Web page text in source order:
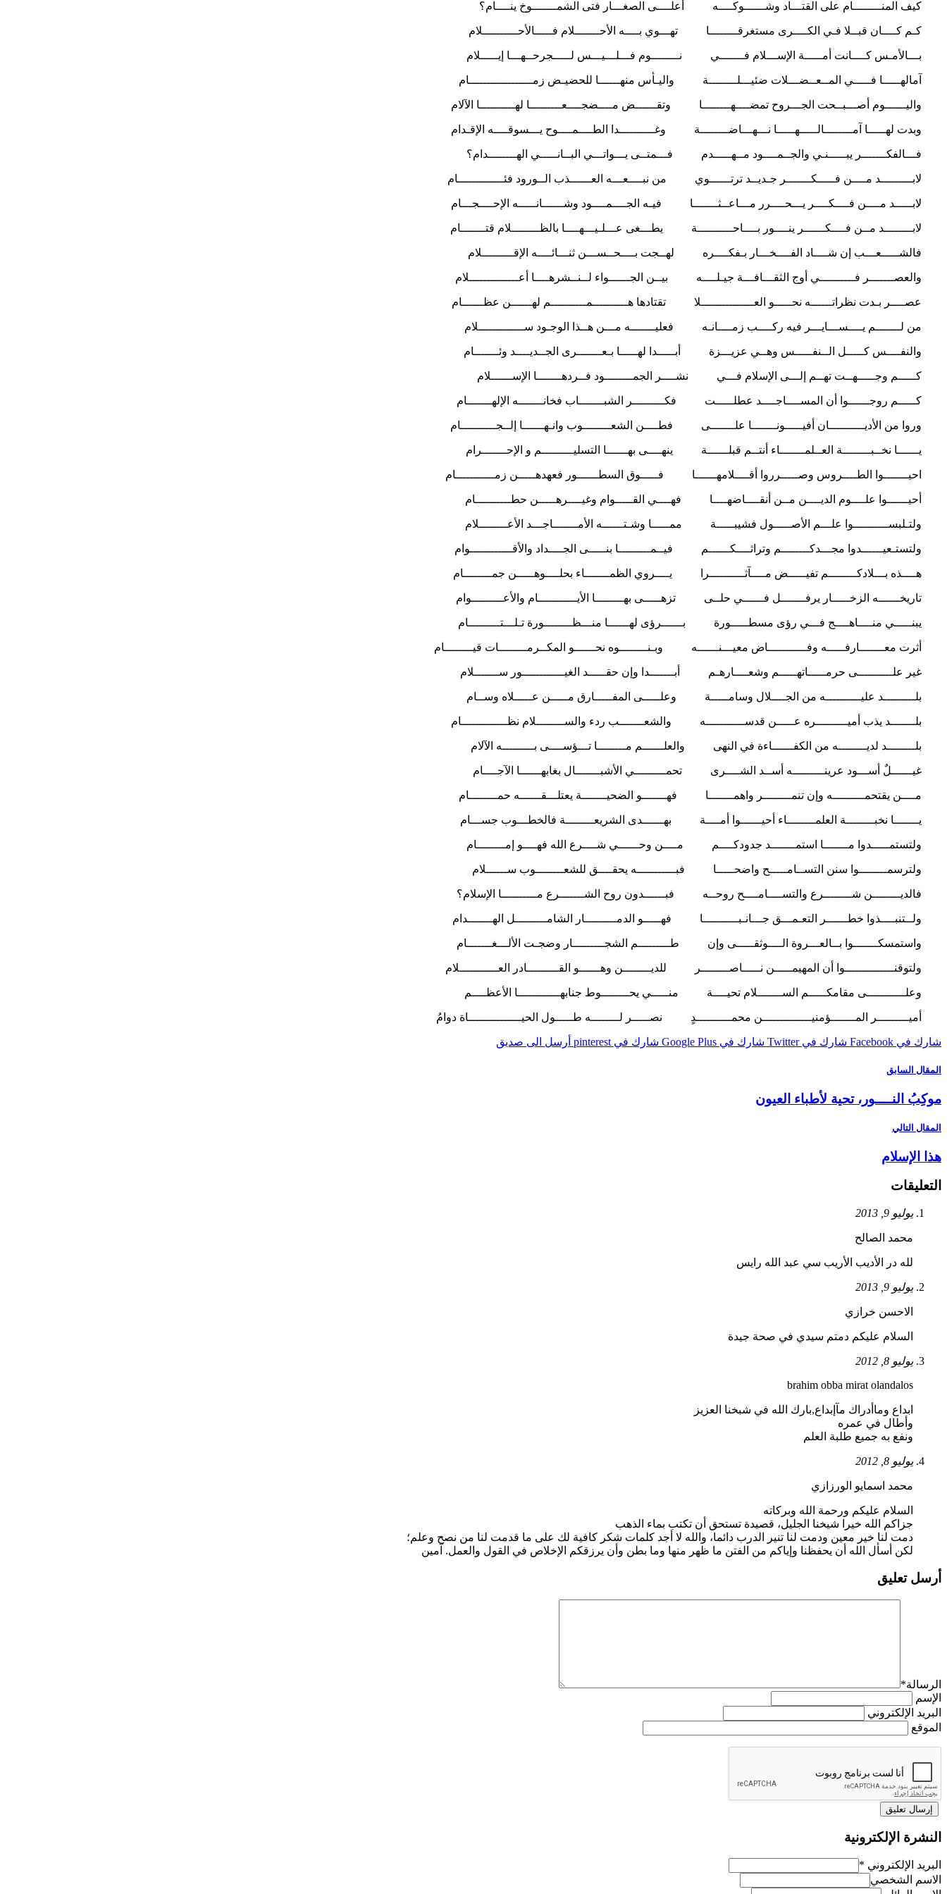
كيف المنــــــــام على القتـــاد وشــــــوكــــه أعلــــى الصغـــار فتى الشمـــــــوخ ينــــام؟
كـم كــــان قبــلا فـي الكــــرى مستغرقــــــــا تهـــوي بــــه الأحـــــــلام فـــــالأحــــــــــلام
بـــالأمـس كــــانت أمـــــة الإســـلام فـــــــي نــــــــوم فـــلـــيـــس لـــــجرحــهـــا إيـــــلام
آمالهـــــا فـــــي المــعــضـــلات ضئيـــلــــــــة واليـأس منهــــــا للحضيـض زمــــــــــــــــــام
واليــــــوم أصـــبــحت الجـــروح تمضــــهــــــــا وتقــــــض مــــضجــــعـــــــــا لهــــــــــا الآلام
وبدت لهـــــا آمــــــــالـــــهـــــا نـــهـــاضــــــــة وغــــــــــدا الطــــمــــوح يـــسوقــــه الإقـدام
فـــالفكـــــــر يبـــــنـي والجــمــــود مــهـــــدم فـــمتــى يـــواتـــي البــانـــــي الهــــــــدام؟
لابـــــــــد مــــن فـــــكـــــــر جـديــد ترتــــــوي من نبــــعـــه العــــــذب الــورود فئـــــــــــــام
لابـــــد مــــن فــــكــــر يـــحــــرر مـــاعــثـــــــا فيـه الجــــمــــود وشــــــانـــــه الإحــــجـــام
لابــــــــد مــن فــــكــــــر ينــــور بــــاحــــــــــة يطـــغى عـــلـيـــهــــا بالظــــــــلام قتـــــــام
فالشـــــعـــب إن شــــاد الفــــخـــار بـفكــــره لهــجت بــــحــســـن ثنـــائــــه الإقـــــــــلام
والعصـــــــر فــــــــــي أوج الثقـــافـــة جيـلــــه بيــن الجــــــواء لــنــشرهــــا أعــــــــــــــلام
عصــــر بـدت نظراتــــــه نحـــــو العـــــــــــــــلا تقتادها هــــــــــمــــــــــم لهــــــن عظــــــام
من لـــــــم يــــســـايـــر فيه ركــــب زمــــانـه فعليـــــــه مـــن هــذا الوجـود ســـــــــــــلام
والنفــــس كـــــل الــنفـــــس وهــي عزيـــزة أبـــــدا لهـــــا بـعـــــــرى الجــديــــد وئـــــــام
كـــــم وجـــــهــت تهــم إلـــى الإسلام فـــي نشــــر الجمــــــــود فــردهـــــــا الإســــــلام
كـــــم روجــــــوا أن المســــاجــــد عطلـــــت فكـــــــــر الشبـــــــاب فخانـــــــه الإلهـــــــام
وروا من الأديــــــــــان أفيـــــونـــــــا علـــــــى فطــــن الشعــــــــوب وانـهــــــا إلــجــــــــــام
يــــــا نخــبــــــــة العــلمـــــــاء أنتــم قبلــــــة ينهــــى بهــــــا التسليـــــــــم و الإحـــــــرام
احيـــــــوا الطــــروس وصـــــرروا أقــــلامهــــــا فـــــوق السطــــــور فعهدهـــــن زمـــــــــــام
أحيــــــوا علــــوم الديــــن مــن أنقــــاضهــــا فهــــي القـــــوام وغيــــرهـــــن حطــــــــــام
ولتـلبســــــــــوا علـــم الأصـــــول فشيبـــــة ممـــــا وشـتــــــه الأمـــــــاجـــد الأعــــــــلام
ولتستـعيــــــدوا مجـــدكــــــــم وتراثــــكــــــم فيــمـــــــــا بنـــــى الجــــداد والأقــــــــــــوام
هــــذه بـــلادكــــــــم تفيـــــض مــــآثــــــــــرا يــــروي الظمـــــــاء بحلــــوهـــــن جمــــــــام
تاريخــــــه الزخـــــار يرفـــــــل فــــــي حلــى تزهـــــى بهــــــــا الأيـــــــــــام والأعـــــــــوام
يبنـــــي منــــاهــــج فـــي رؤى مسطـــــورة بــــــرؤى لهــــــا منـــظــــــــورة تـلـــتـــــــــام
أثرت معـــــــارفـــــه وفـــــــــــاض معيـــنــــــه وبـنــــــــوه نحــــــو المكــرمــــــــات قيــــــــام
غير علــــــــــى حرمـــــاتهـــــم وشعــــارهـم أبـــــــدا وإن حقـــــد الغيــــــــــــور ســـــــلام
بلـــــــــد عليــــــــــه من الجــــلال وسامـــــة وعلـــــى المفـــــارق مـــــن عـــــلاه وســام
بلـــــــد يذب أميـــــــــره عـــــن قدســـــــــــه والشعـــــــب ردء والســــــــلام نظـــــــــــــام
بلــــــــد لديــــــــه من الكفــــــاءة في النهى والعلــــــم مــــــــا تـــؤســــى بـــــــــه الآلام
غيــــــلٌ أســـود عرينـــــــــه أســد الشــــرى تحمـــــــــي الأشبـــــــال بغابهــــــا الآجــــام
مــــن يقتحمـــــــــه وإن تنمــــــــر واهمـــــــا فهـــــــو الضحيـــــــة يعتلـــقــــــه حمــــــــام
يـــــــا نخبــــــــة العلمــــــــاء أحيــــــوا أمــــة بهــــــدى الشريعــــــــة فالخطـــوب جســـام
ولتستمـــــدوا مـــــــا استمـــــــد جدودكــــم مــــن وحــــــي شــــرع الله فهــــو إمــــــــام
ولترسمــــــــوا سنن التســامـــــح واضحـــــا فبـــــــــــه يحقــــق للشعــــــــوب ســــــلام
فالديــــــــن شــــــــرع والتســــامــــح روحــه فبــــــدون روح الشـــــــرع مــــــــــا الإسلام؟
ولــتنبــــذوا خطــــــر التعـمـــق جـــانـبــــــــــا فهـــــو الدمـــــــــار الشامـــــــــل الهـــــــدام
واستمسكـــــــوا بــالعـــروة الــــوثقـــــى وإن طـــــــــم الشجـــــــــار وضجـت الألـــغـــــــام
ولتوقنــــــــــــــوا أن المهيمـــــن نـــــاصــــــــر للديــــــــن وهــــــو القـــــــــادر العـــــــــــلام
وعلـــــــــــى مقامكـــــم الســـــــلام تحيــــة منـــــي يحــــــــوط جنابهــــــــــــا الأعظــــم
أميـــــــــر المـــــــؤمنيــــــــــــــن محمــــــــــدٍ نصـــــر لــــــــه طـــــول الحيـــــــــــــــاة دوامُ
شارك في Facebook شارك في Twitter شارك في Google Plus شارك في pinterest أرسل الى صديق
المقال السابق
موكِبُ النــــور، تحية لأطباء العيون
المقال التالي
هذا الإسلام
التعليقات
يوليو 9, 2013
محمد الصالح
لله در الأديب الأريب سي عبد الله رايس
يوليو 9, 2013
الاحسن خرازي
السلام عليكم دمتم سيدي في صحة جيدة
يوليو 8, 2012
brahim obba mirat olandalos
ابداع وماأدراك مآإبداع,بارك الله في شبخنا العزيز
وأطال في عمره
ونفع به جميع طلبة العلم
يوليو 8, 2012
محمد اسمايو الورزازي
السلام عليكم ورحمة الله وبركاته
جزاكم الله خيرا شيخنا الجليل، قصيدة تستحق أن تكتب بماء الذهب
دمت لنا خير معين ودمت لنا تنير الدرب دائما، والله لا أجد كلمات شكر كافية لك على ما قدمت لنا من نصح وعلم؛
لكن أسأل الله أن يحفظنا وإياكم من الفتن ما ظهر منها وما بطن وأن يرزقكم الإخلاص في القول والعمل. آمين
أرسل تعليق
الرسالة*
الإسم
البريد الإلكتروني
الموقع
النشرة الإلكترونية
البريد الإلكتروني *
الاسم الشخصي